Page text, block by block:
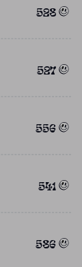
528
527
556
541
586